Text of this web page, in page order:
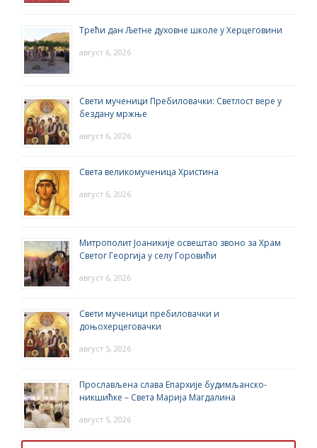
Трећи дан Љетне духовне школе у Херцеговини
август 6, 2026
Свети мученици Пребиловачки: Светлост вере у
бездану мржње
август 6, 2026
Света великомученица Христина
август 6, 2026
Митрополит Јоаникије освештао звоно за Храм
Светог Георгија у селу Горовићи
август 6, 2026
Свети мученици пребиловачки и
доњохерцеговачки
август 5, 2026
Прослављена слава Епархије будимљанско-
никшићке – Света Марија Магдалина
август 5, 2026